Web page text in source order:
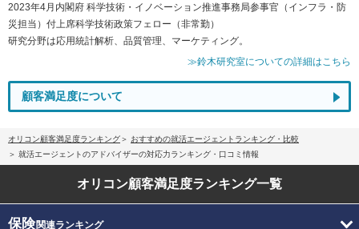
2023年4月内閣府 科学技術・イノベーション推進事務局参事官（インフラ・防
災担当）付上席科学技術政策フェロー（非常勤）
研究分野は応用統計解析、品質管理、マーケティング。
≫鈴木研究室についての詳細はこちら
顧客満足度について
オリコン顧客満足度ランキング
おすすめの就活エージェントランキング・比較
就活エージェントのアドバイザーの対応力ランキング・口コミ情報
オリコン顧客満足度ランキング一覧
保険関連ランキング